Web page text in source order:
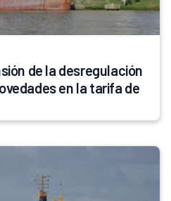
de la desregulación
en la tarifa de